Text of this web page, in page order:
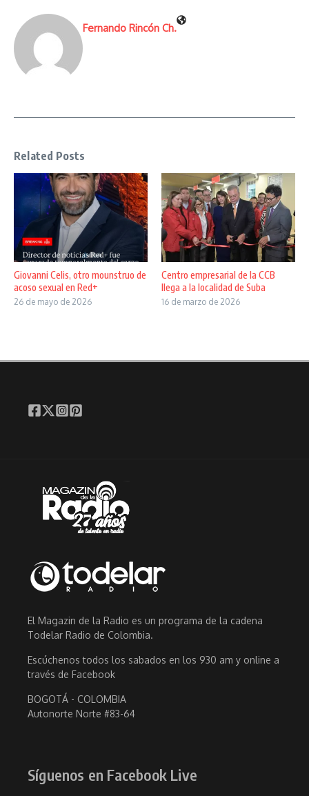
Fernando Rincón Ch.
Related Posts
Giovanni Celis, otro mounstruo de
acoso sexual en Red+
26 de mayo de 2026
Centro empresarial de la CCB
llega a la localidad de Suba
16 de marzo de 2026
El Magazin de la Radio es un programa de la cadena
Todelar Radio de Colombia.
Escúchenos todos los sabados en los 930 am y online a
través de Facebook
BOGOTÁ - COLOMBIA
Autonorte Norte #83-64
Síguenos en Facebook Live